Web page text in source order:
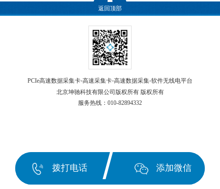
返回顶部
PCIe高速数据采集卡-高速采集卡-高速数据采集-软件无线电平台
北京坤驰科技有限公司版权所有 版权所有
服务热线： 010-82894332
电话咨询 产品中心
拨打电话 添加微信